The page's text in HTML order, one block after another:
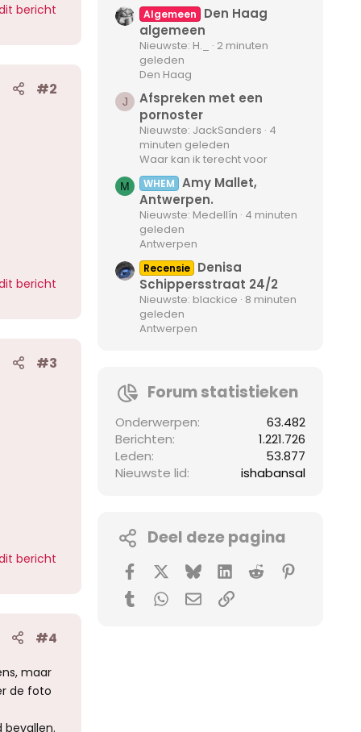
bericht
#2
bericht
#3
bericht
#4
maar
de foto
bevallen.
Algemeen
Den Haag
algemeen
Nieuwste: H._
2 minuten
geleden
Den Haag
J
Afspreken met een
pornoster
Nieuwste: JackSanders 4
minuten geleden
Waar kan ik terecht voor
M WHEM
Amy Mallet,
Antwerpen.
Nieuwste: Medellín 4 minuten
geleden
Antwerpen
Recensie Denisa
Schippersstraat 24/2
Nieuwste: blackice 8 minuten
geleden
Antwerpen
Forum statistieken
Onderwerpen
63.482
Berichten
1.221.726
Leden
53.877
Nieuwste lid
ishabansal
Deel deze pagina
FacebookX (Twitter)
Bluesky LinkedInReddit
Tumblr WhatsApp
E-mailkoppeling